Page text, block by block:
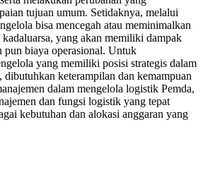
tujuan umum. Setidaknya, melalui
bisa mencegah atau meminimalkan
yang akan memiliki dampak
pun biaya operasional. Untuk
yang memiliki posisi strategis dalam
dibutuhkan keterampilan dan kemampuan
dalam mengelola logistik Pemda,
dan fungsi logistik yang tepat
kebutuhan dan alokasi anggaran yang